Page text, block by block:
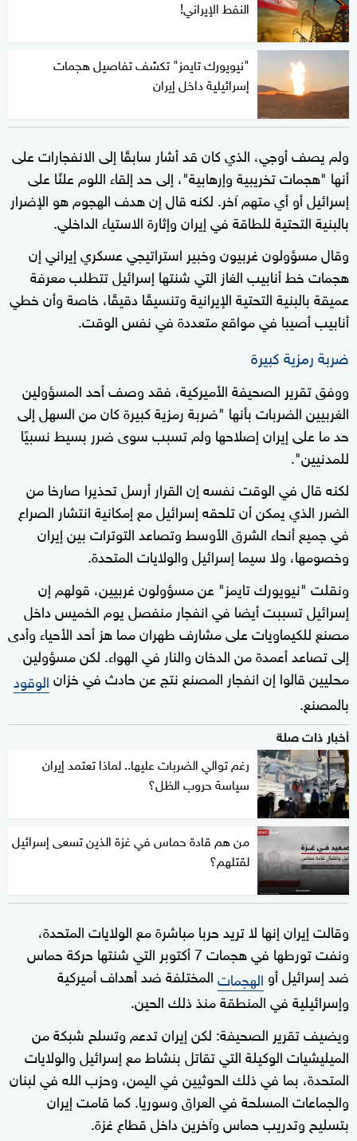
النفط الإيراني!
"نيويورك تايمز" تكشف تفاصيل هجمات
إسرائيلية داخل إيران
ولم يصف أوجي، الذي كان قد أشار سابقًا إلى الانفجارات على
أنها "هجمات تخريبية وإرهابية"، إلى حد إلقاء اللوم علنًا على
إسرائيل أو أي متهم آخر. لكنه قال إن هدف الهجوم هو الإضرار
بالبنية التحتية للطاقة في إيران وإثارة الاستياء الداخلي.
وقال مسؤولون غربيون وخبير استراتيجي عسكري إيراني إن
هجمات خط أنابيب الغاز التي شنتها إسرائيل تتطلب معرفة
عميقة بالبنية التحتية الإيرانية وتنسيقًا دقيقًا، خاصة وأن خطي
أنابيب أصيبا في مواقع متعددة في نفس الوقت.
ضربة رمزية كبيرة
ووفق تقرير الصحيفة الأميركية، فقد وصف أحد المسؤولين
الغربيين الضربات بأنها "ضربة رمزية كبيرة كان من السهل إلى
حد ما على إيران إصلاحها ولم تسبب سوى ضرر بسيط نسبيًا
للمدنيين".
لكنه قال في الوقت نفسه إن القرار أرسل تحذيرا صارخا من
الضرر الذي يمكن أن تلحقه إسرائيل مع إمكانية انتشار الصراع
في جميع أنحاء الشرق الأوسط وتصاعد التوترات بين إيران
وخصومها، ولا سيما إسرائيل والولايات المتحدة.
ونقلت "نيويورك تايمز" عن مسؤولون غربيين، قولهم إن
إسرائيل تسببت أيضا في انفجار منفصل يوم الخميس داخل
مصنع للكيماويات على مشارف طهران مما هز أحد الأحياء وأدى
إلى تصاعد أعمدة من الدخان والنار في الهواء. لكن مسؤولين
محليين قالوا إن انفجار المصنع نتج عن حادث في خزانالوقود
بالمصنع.
أخبار ذات صلة
رغم توالي الضربات عليها.. لماذا تعتمد إيران
سياسة حروب الظل؟
من هم قادة حماس في غزة الذين تسعى إسرائيل
لقتلهم؟
وقالت إيران إنها لا تريد حربا مباشرة مع الولايات المتحدة،
ونفت تورطها في هجمات 7 أكتوبر التي شنتها حركة حماس
ضد إسرائيل أو الهجماتالمختلفة ضد أهداف أميركية
وإسرائيلية في المنطقة منذ ذلك الحين.
ويضيف تقرير الصحيفة: لكن إيران تدعم وتسلح شبكة من
الميليشيات الوكيلة التي تقاتل بنشاط مع إسرائيل والولايات
المتحدة، بما في ذلك الحوثيين في اليمن، وحزب الله في لبنان
والجماعات المسلحة في العراق وسوريا. كما قامت إيران
بتسليح وتدريب حماس وآخرين داخل قطاع غزة.